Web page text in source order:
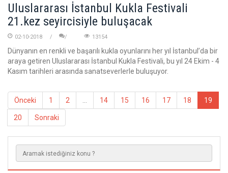
Uluslararası İstanbul Kukla Festivali
21.kez seyircisiyle buluşacak
02-10-2018 13154
Dünyanın en renkli ve başarılı kukla oyunlarını her yıl İstanbul’da bir
araya getiren Uluslararası İstanbul Kukla Festivali, bu yıl 24 Ekim - 4
Kasım tarihleri arasında sanatseverlerle buluşuyor.
Önceki 1 2 14 15 16 17 18 19
20 Sonraki